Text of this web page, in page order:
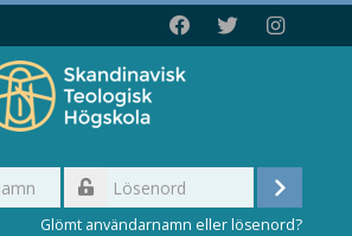
Logga
Glömt användarnamn eller lösenord?